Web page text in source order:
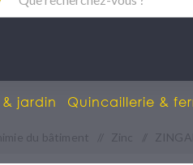
jardin Quincaillerie &
du bâtiment Zinc